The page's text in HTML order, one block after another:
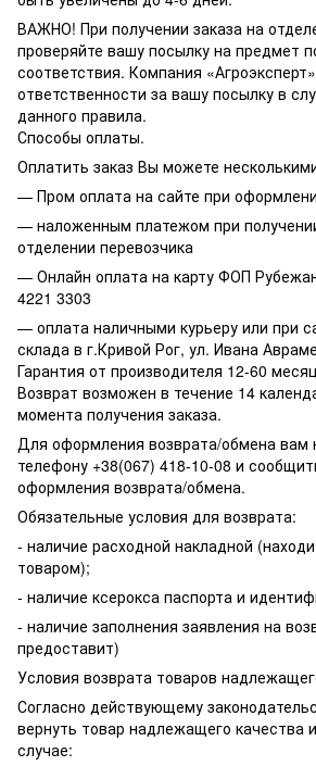
ВАЖНО! При получении заказа на
проверяйте вашу посылку на предмет
соответствия. Компания
ответственности за вашу посылку в
данного правила.
Способы оплаты.
Оплатить заказ Вы можете
— Пром оплата на сайте при
— наложенным платежом при
отделении перевозчика
— Онлайн оплата на карту ФОП
4221 3303
— оплата наличными курьеру или при
склада в г.Кривой Рог, ул. Ивана
Гарантия от производителя 12-60
Возврат возможен в течение 14
момента получения заказа.
Для оформления возврата/обмена вам
телефону +38(067) 418-10-08 и
оформления возврата/обмена.
Обязательные условия для возврата:
- наличие расходной накладной
товаром);
- наличие ксерокса паспорта и
- наличие заполнения заявления на
предоставит)
Условия возврата товаров
Согласно действующему
вернуть товар надлежащего качества
случае: